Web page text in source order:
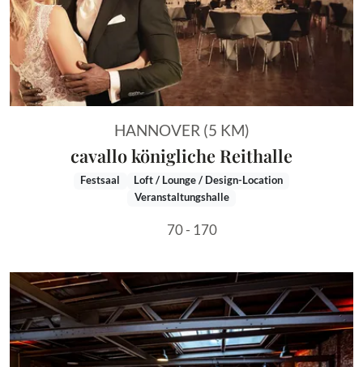
HANNOVER (5 KM)
cavallo königliche Reithalle
Festsaal
Loft / Lounge / Design-Location
Veranstaltungshalle
70 - 170